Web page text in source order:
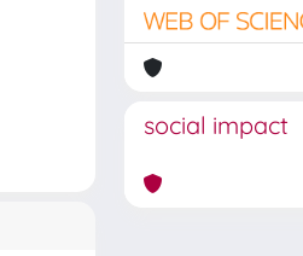
social impact